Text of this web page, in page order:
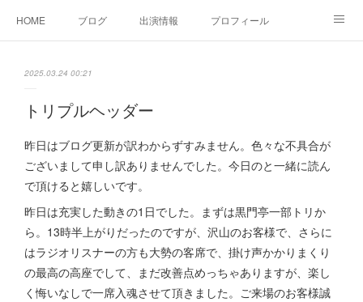
HOME ブログ 出演情報 プロフィール
2025.03.24 00:21
トリプルヘッダー
昨日はブログ更新が訳わからずすみません。色々な不具合が
ございまして申し訳ありませんでした。今日のと一緒に読ん
で頂けると嬉しいです。
昨日は充実した動きの1日でした。まずは黒門亭一部トリか
ら。13時半上がりだったのですが、沢山のお客様で、さらに
はラジオリスナーの方も大勢の客席で、掛け声かかりまくり
の最高の高座でして、まだ改善点めっちゃありますが、楽し
く悔いなしで一席入魂させて頂きました。ご来場のお客様誠